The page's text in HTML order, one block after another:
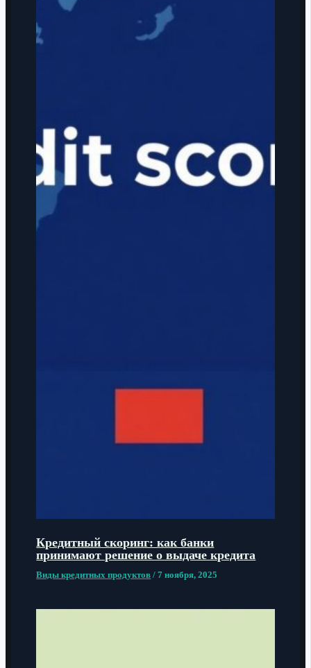
Кредитный скоринг: как банки
принимают решение о выдаче кредита
Виды кредитных продуктов /7 ноября, 2025